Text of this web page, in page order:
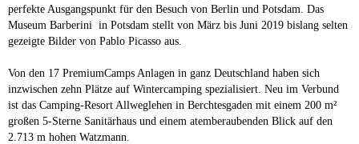
perfekte Ausgangspunkt für den Besuch von Berlin und Potsdam. Das
Museum Barberini in Potsdam stellt von März bis Juni 2019 bislang selten
gezeigte Bilder von Pablo Picasso aus.
Von den 17 PremiumCamps Anlagen in ganz Deutschland haben sich
inzwischen zehn Plätze auf Wintercamping spezialisiert. Neu im Verbund
ist das Camping-Resort Allweglehen in Berchtesgaden mit einem 200 m²
großen 5-Sterne Sanitärhaus und einem atemberaubenden Blick auf den
2.713 m hohen Watzmann.